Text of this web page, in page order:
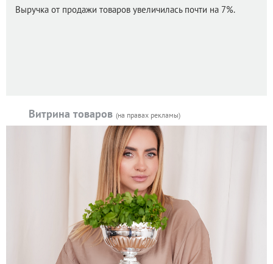
Выручка от продажи товаров увеличилась почти на 7%.
Витрина товаров (на правах рекламы)